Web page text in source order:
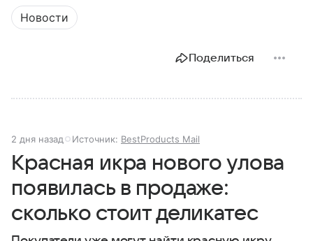
Новости
Поделиться
2 дня назад Источник: BestProducts Mail
Красная икра нового улова
появилась в продаже:
сколько стоит деликатес